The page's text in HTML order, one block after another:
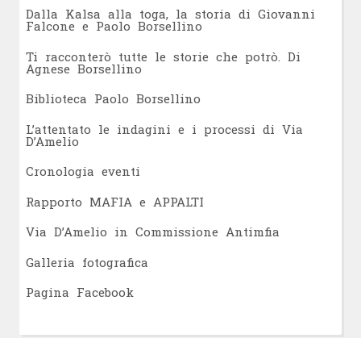
Dalla Kalsa alla toga, la storia di Giovanni
Falcone e Paolo Borsellino
Ti racconterò tutte le storie che potrò. Di
Agnese Borsellino
Biblioteca Paolo Borsellino
L’attentato le indagini e i processi di Via
D’Amelio
Cronologia eventi
Rapporto MAFIA e APPALTI
Via D’Amelio in Commissione Antimfia
Galleria fotografica
Pagina Facebook